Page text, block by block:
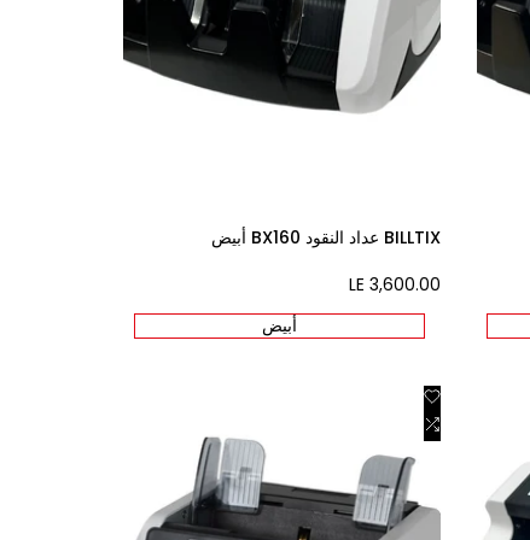
BILLTIX عداد النقود BX160 أبيض
Sale
LE 3,600.00
أبيض
Add
Wishlist
to
Compare
Quick view
Add to cart